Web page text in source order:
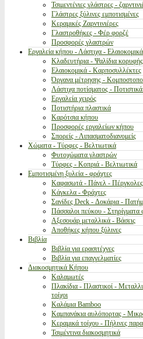
Τσιμεντένιες γλάστρες -
Γλάστρες ξύλινες εμποτισμένες
Κεραμικές Ζαρντινιέρες
Γλαστροθήκες - Φέρ φορζέ
Προσφορές γλαστρών
Εργαλεία κήπου - Λάστιχα -
Κλαδευτήρια - Ψαλίδια
Ελαιοκομικά - Καρποσυλλέκτες
Όργανα μέτρησης -
Λάστιχα ποτίσματος -
Εργαλεία χειρός
Ποτιστήρια πλαστικά
Καρότσια κήπου
Προσφορές εργαλείων κήπου
Σπορείς - Λιπασματοδιανομείς
Χώματα - Τύρφες - Βελτιωτικά
Φυτοχώματα γλαστρών
Τύρφες - Κοπριά - Βελτιωτικά
Εμποτισμένη ξυλεία - φράχτες
Καφασωτά - Πάνελ - Πέργκολες
Κάγκελα - Φράχτες
Σανίδες Deck - Δοκάρια -
Πάσσαλοι πεύκου - Στηρίγματα
Αξεσουάρ μεταλλικά - Βάσεις
Αποθήκες κήπου ξύλινες
Βιβλία
Βιβλία για ερασιτέχνες
Βιβλία για επαγγελματίες
Διακοσμητικά Κήπου
Καλαμωτές
Πλακίδια - Πλαστικοί -
τοίχοι
Καλάμια Bamboo
Καμπανάκια αυλόπορτας -
Κεραμικά τοίχου - Πήλινες
Τσιμέντινα διακοσμητικά